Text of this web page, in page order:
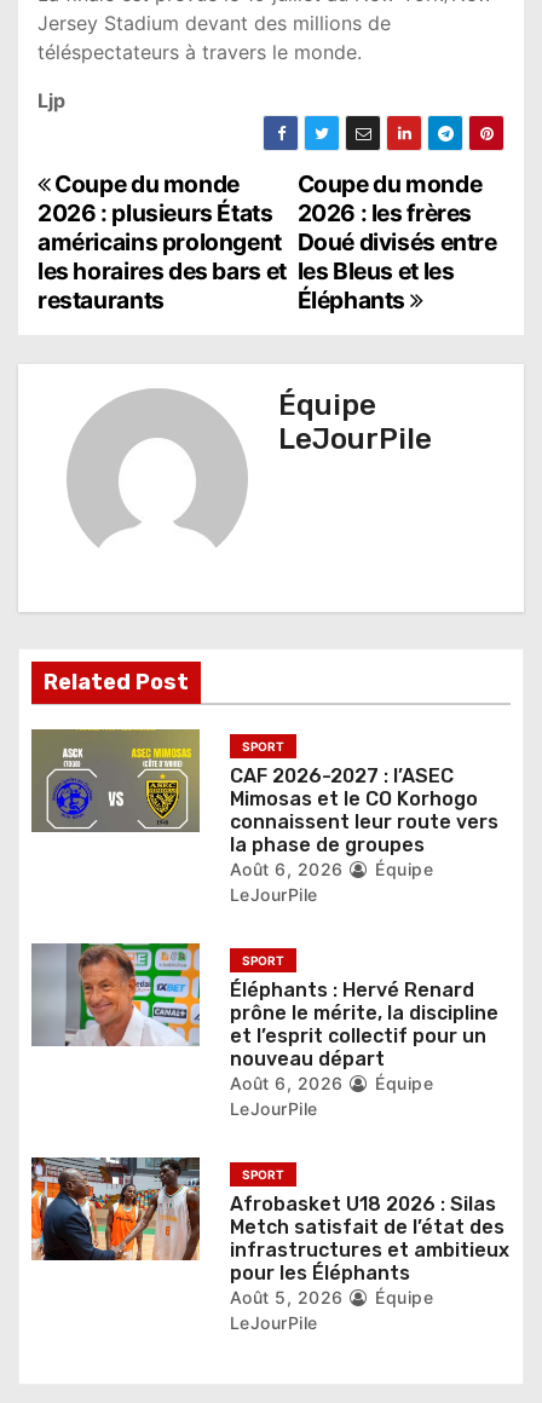
Jersey Stadium devant des millions de
téléspectateurs à travers le monde.
Ljp
N
a
v
g
n
d
e
l
a
c
Coupe du monde
2026 : les frères
Doué divisés entre
les Bleus et les
Éléphants
Coupe du monde
2026 : plusieurs États
américains prolongent
les horaires des bars et
restaurants
Équipe
LeJourPile
Related Post
SPORT
CAF 2026-2027 : l’ASEC
Mimosas et le CO Korhogo
connaissent leur route vers
la phase de groupes
Août 6, 2026
Équipe
LeJourPile
SPORT
Éléphants : Hervé Renard
prône le mérite, la discipline
et l’esprit collectif pour un
nouveau départ
Août 6, 2026
Équipe
LeJourPile
SPORT
Afrobasket U18 2026 : Silas
Metch satisfait de l’état des
infrastructures et ambitieux
pour les Éléphants
Août 5, 2026
Équipe
LeJourPile